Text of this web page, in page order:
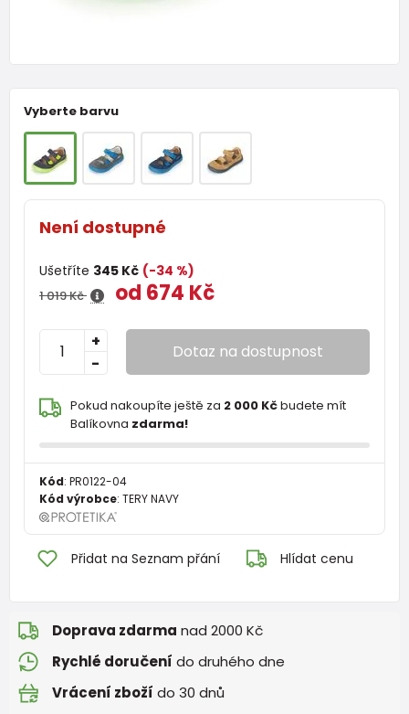
Vyberte barvu
Není dostupné
Ušetříte 345 Kč (-34 %)
1 019 Kč od 674 Kč
-
+ Dotaz na dostupnost
Pokud nakoupíte ještě za 2 000 Kčbudete mít
Balíkovna zdarma!
Kód: PR0122-04
Kód výrobce: TERY NAVY
Přidat na Seznam přání Hlídat cenu
Doprava zdarma nad 2000 Kč
Rychlé doručení do druhého dne
Vrácení zboží do 30 dnů